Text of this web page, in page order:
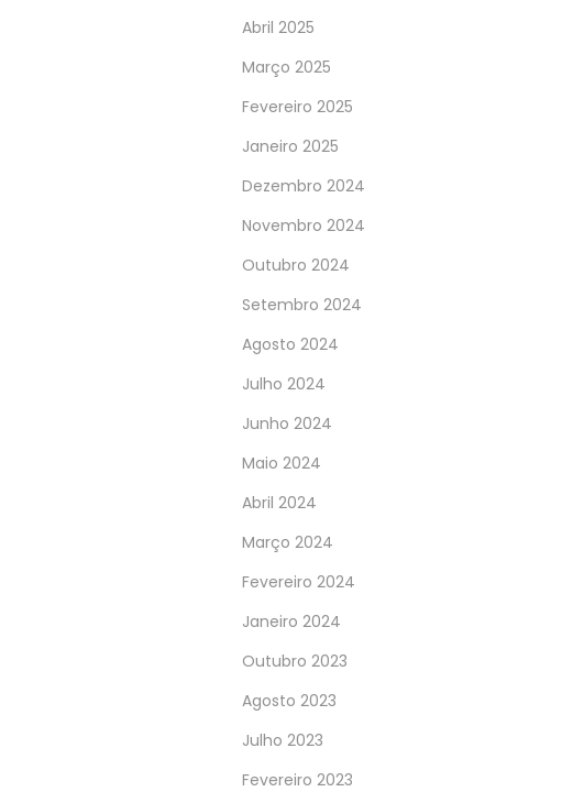
Abril 2025
Março 2025
Fevereiro 2025
Janeiro 2025
Dezembro 2024
Novembro 2024
Outubro 2024
Setembro 2024
Agosto 2024
Julho 2024
Junho 2024
Maio 2024
Abril 2024
Março 2024
Fevereiro 2024
Janeiro 2024
Outubro 2023
Agosto 2023
Julho 2023
Fevereiro 2023